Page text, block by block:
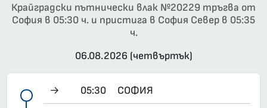
Крайградски пътнически влак №20229 тръгва от
София в 05:30 ч. и пристига в София Север в 05:35
ч.
06.08.2026 (четвъртък)
→ 05:30 СОФИЯ